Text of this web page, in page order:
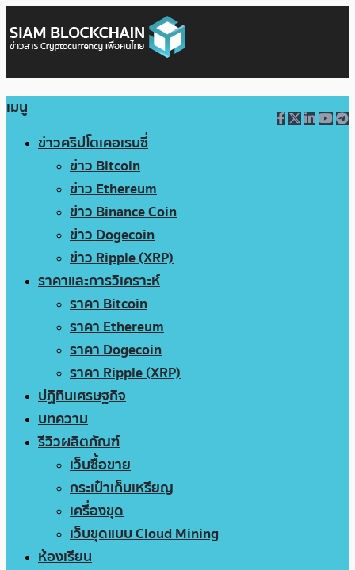
เมนู
ข่าวคริปโตเคอเรนซี่
ข่าว Bitcoin
ข่าว Ethereum
ข่าว Binance Coin
ข่าว Dogecoin
ข่าว Ripple (XRP)
ราคาและการวิเคราะห์
ราคา Bitcoin
ราคา Ethereum
ราคา Dogecoin
ราคา Ripple (XRP)
ปฏิทินเศรษฐกิจ
บทความ
รีวิวผลิตภัณฑ์
เว็บซื้อขาย
กระเป๋าเก็บเหรียญ
เครื่องขุด
เว็บขุดแบบ Cloud Mining
ห้องเรียน